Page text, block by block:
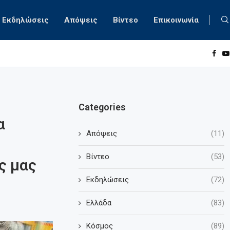
Εκδηλώσεις Απόψεις Βίντεο Επικοινωνία
μας
Categories
Απόψεις (11)
Βίντεο (53)
Εκδηλώσεις (72)
Ελλάδα (83)
Κόσμος (89)